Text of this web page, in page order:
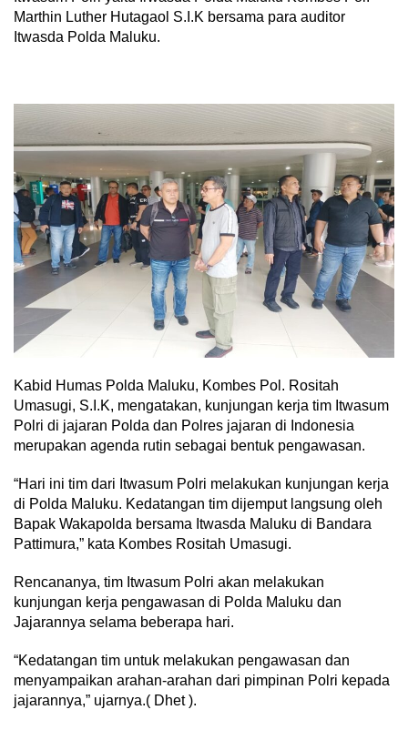
Marthin Luther Hutagaol S.I.K bersama para auditor
Itwasda Polda Maluku.
Kabid Humas Polda Maluku, Kombes Pol. Rositah
Umasugi, S.I.K, mengatakan, kunjungan kerja tim Itwasum
Polri di jajaran Polda dan Polres jajaran di Indonesia
merupakan agenda rutin sebagai bentuk pengawasan.
“Hari ini tim dari Itwasum Polri melakukan kunjungan kerja
di Polda Maluku. Kedatangan tim dijemput langsung oleh
Bapak Wakapolda bersama Itwasda Maluku di Bandara
Pattimura,” kata Kombes Rositah Umasugi.
Rencananya, tim Itwasum Polri akan melakukan
kunjungan kerja pengawasan di Polda Maluku dan
Jajarannya selama beberapa hari.
“Kedatangan tim untuk melakukan pengawasan dan
menyampaikan arahan-arahan dari pimpinan Polri kepada
jajarannya,” ujarnya.( Dhet ).